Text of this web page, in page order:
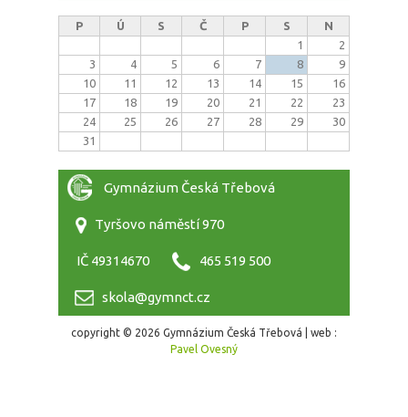
P Ú S Č P S
N
1
2
3
4 5 6 7 8
9
10
11 12 13 14 15
16
17
18 19 20 21 22
23
24
25 26 27 28 29
30
31
Gymnázium Česká Třebová
Tyršovo náměstí 970
IČ 49314670 465 519 500
skola@gymnct.cz
copyright © 2026 Gymnázium Česká Třebová | web :
Pavel Ovesný